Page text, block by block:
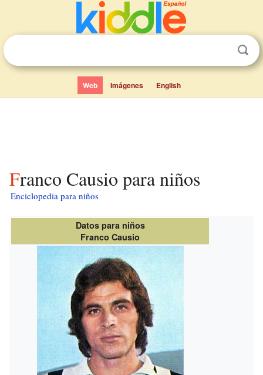
Web Imágenes English
Franco Causio para niños
Enciclopedia para niños
Datos para niños
Franco Causio